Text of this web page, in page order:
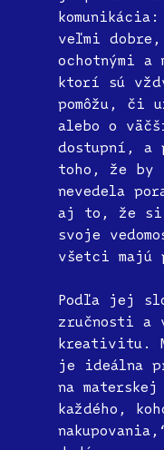
veľmi
ochotnými a
ktorí sú
pomôžu, či
alebo o
dostupní, a
toho, že by
nevedela
aj to, že si
svoje
všetci
Podľa jej
zručnosti a
kreativitu.
je ideálna
na
každého,